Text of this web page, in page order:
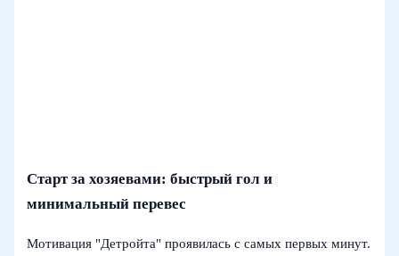
Старт за хозяевами: быстрый гол и
минимальный перевес
Мотивация "Детройта" проявилась с самых первых минут.